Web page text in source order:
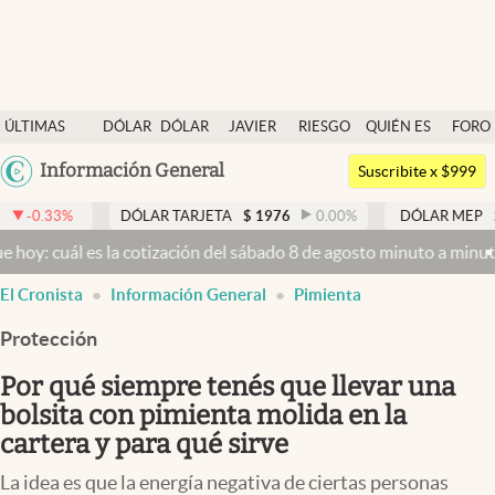
ÚLTIMAS
NOTICIAS
DÓLAR
DÓLAR
JAVIER
RIESGO
QUIÉN ES
QUIÉN
FORO
Argentina
México
Información General
Dólar
Members
Economía y Política
Finanzas y Mercados
Mercados Online
Negocios
Columnistas
Otras secciones
Apertura
Suscribite x $999
DÓLAR TARJETA $ 1976 0.00% DÓLAR MEP $ 1526,03
cotización del sábado 8 de agosto minuto a minutoDólar hoy y
El Cronista Información General Pimienta
Protección
Por qué siempre tenés que llevar una
bolsita con pimienta molida en la
cartera y para qué sirve
La idea es que la energía negativa de ciertas personas